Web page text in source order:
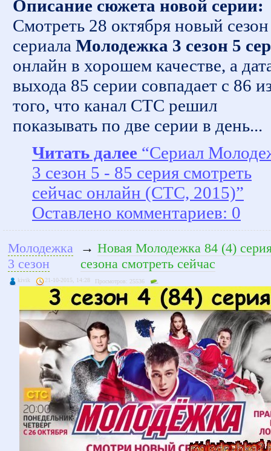
Описание сюжета новой серии:
Смотреть 28 октября новый сезон
сериала Молодежка 3 сезон 5
онлайн в хорошем качестве, а
выхода 85 серии совпадает с 86
того, что канал СТС решил
показывать по две серии в день...
Читать далее “Сериал
3 сезон 5 - 85 серия смотреть
сейчас онлайн (СТС, 2015)”
Оставлено комментариев: 0
Молодежка
3 сезон
→ Новая Молодежка 84 (4)
сезона смотреть сейчас
kivik 21-10-2015, 14:28 Просмотров: 25536